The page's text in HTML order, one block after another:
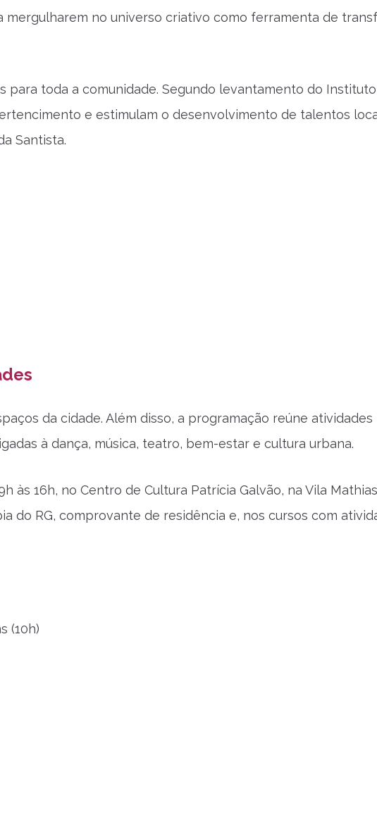
no universo criativo como ferramenta de
para toda a comunidade. Segundo levantamento do
e estimulam o desenvolvimento de talentos
Santista.
da cidade. Além disso, a programação reúne atividades
à dança, música, teatro, bem-estar e cultura urbana.
às 16h, no Centro de Cultura Patrícia Galvão, na Vila
do RG, comprovante de residência e, nos cursos com
(10h)